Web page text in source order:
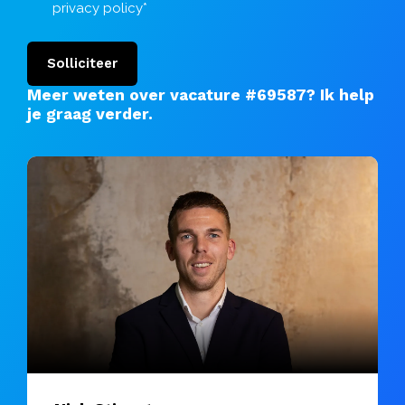
privacy policy*
Solliciteer
Meer weten over vacature #69587? Ik help
je graag verder.